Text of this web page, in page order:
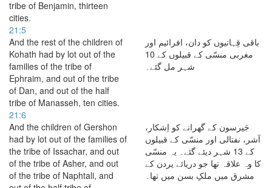
tribe of Benjamin, thirteen
cities.
21:5
And the rest of the children of
Kohath had by lot out of the
families of the tribe of
Ephraim, and out of the tribe
of Dan, and out of the half
tribe of Manasseh, ten cities.
باقی قِہاتیوں کو دان، افرائیم اور
مغربی منسّی کے قبیلوں کے 10
شہر مل گئے۔
21:6
And the children of Gershon
had by lot out of the families of
the tribe of Issachar, and out
of the tribe of Asher, and out
of the tribe of Naphtali, and
جَیرسون کے گھرانے کو اِشکار،
آشر، نفتالی اور منسّی کے قبیلوں
کے 13 شہر دیئے گئے۔ یہ منسّی
کا وہ علاقہ تھا جو دریائے یردن کے
مشرق میں ملکِ بسن میں تھا۔